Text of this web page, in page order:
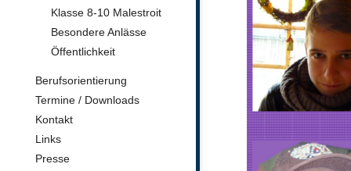
Klasse 8-10 Malestroit
Besondere Anlässe
Öffentlichkeit
Berufsorientierung
Termine / Downloads
Kontakt
Links
Presse